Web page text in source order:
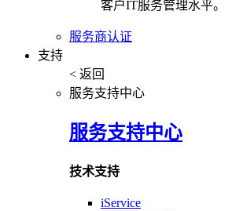
客户IT服务管理水平。
服务商认证
支持
< 返回
服务支持中心
服务支持中心
技术支持
iService